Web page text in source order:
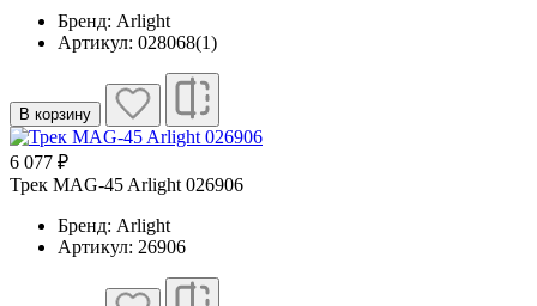
Бренд: Arlight
Артикул: 028068(1)
В корзину
6 077 ₽
Трек MAG-45 Arlight 026906
Бренд: Arlight
Артикул: 26906